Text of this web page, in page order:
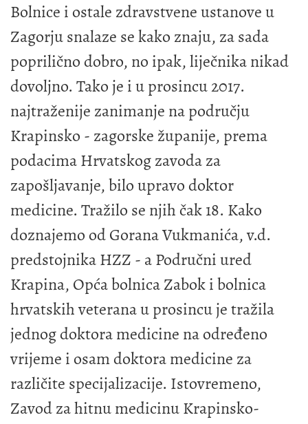
Bolnice i ostale zdravstvene ustanove u
Zagorju snalaze se kako znaju, za sada
poprilično dobro, no ipak, liječnika nikad
dovoljno. Tako je i u prosincu 2017.
najtraženije zanimanje na području
Krapinsko - zagorske županije, prema
podacima Hrvatskog zavoda za
zapošljavanje, bilo upravo doktor
medicine. Tražilo se njih čak 18. Kako
doznajemo od Gorana Vukmanića, v.d.
predstojnika HZZ - a Područni ured
Krapina, Opća bolnica Zabok i bolnica
hrvatskih veterana u prosincu je tražila
jednog doktora medicine na određeno
vrijeme i osam doktora medicine za
različite specijalizacije. Istovremeno,
Zavod za hitnu medicinu Krapinsko-